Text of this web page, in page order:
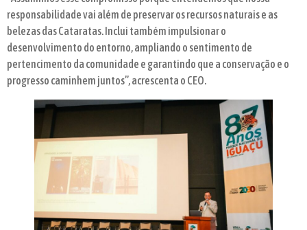
responsabilidade vai além de preservar os recursos naturais e as
belezas das Cataratas. Inclui também impulsionar o
desenvolvimento do entorno, ampliando o sentimento de
pertencimento da comunidade e garantindo que a conservação e o
progresso caminhem juntos”, acrescenta o CEO.